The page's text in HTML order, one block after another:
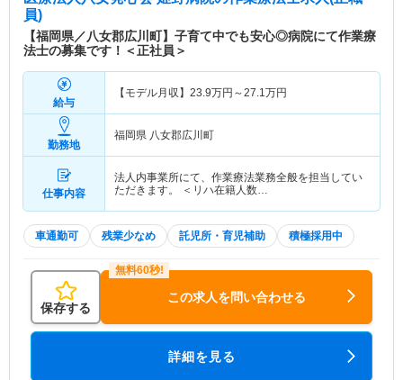
員)
【福岡県／八女郡広川町】子育て中でも安心◎病院にて作業療
法士の募集です！＜正社員＞
給与
【モデル月収】 23.9万円～27.1万円
勤務地
福岡県 八女郡広川町
仕事内容
法人内事業所にて、作業療法業務全般を担当してい
ただきます。 ＜リハ在籍人数…
車通勤可 残業少なめ 託児所・育児補助 積極採用中
保存する
この求人を問い合わせる
詳細を見る